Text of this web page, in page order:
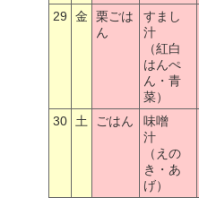
29 金
栗ごは
ん
すまし
汁
（紅白
はんぺ
ん・青
菜）
30
土 ごはん
味噌
汁
（えの
き・あ
げ）